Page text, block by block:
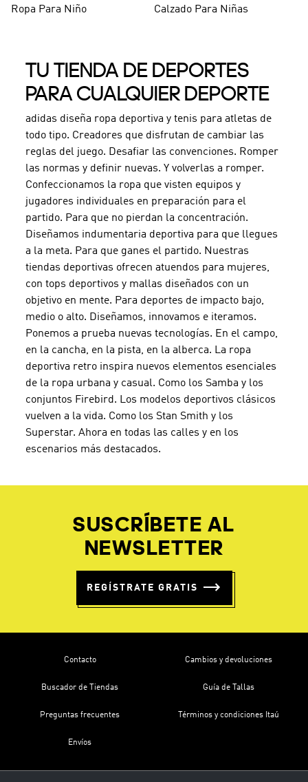
Ropa Para Niño Calzado Para Niñas
TU TIENDA DE DEPORTES
PARA CUALQUIER DEPORTE
adidas diseña ropa deportiva y tenis para atletas de
todo tipo. Creadores que disfrutan de cambiar las
reglas del juego. Desafiar las convenciones. Romper
las normas y definir nuevas. Y volverlas a romper.
Confeccionamos la ropa que visten equipos y
jugadores individuales en preparación para el
partido. Para que no pierdan la concentración.
Diseñamos indumentaria deportiva para que llegues
a la meta. Para que ganes el partido. Nuestras
tiendas deportivas ofrecen atuendos para mujeres,
con tops deportivos y mallas diseñados con un
objetivo en mente. Para deportes de impacto bajo,
medio o alto. Diseñamos, innovamos e iteramos.
Ponemos a prueba nuevas tecnologías. En el campo,
en la cancha, en la pista, en la alberca. La ropa
deportiva retro inspira nuevos elementos esenciales
de la ropa urbana y casual. Como los Samba y los
conjuntos Firebird. Los modelos deportivos clásicos
vuelven a la vida. Como los Stan Smith y los
Superstar. Ahora en todas las calles y en los
escenarios más destacados.
SUSCRÍBETE AL
NEWSLETTER
REGÍSTRATE GRATIS
Contacto
Buscador de Tiendas
Preguntas frecuentes
Envíos
Cambios y devoluciones
Guía de Tallas
Términos y condiciones Itaú